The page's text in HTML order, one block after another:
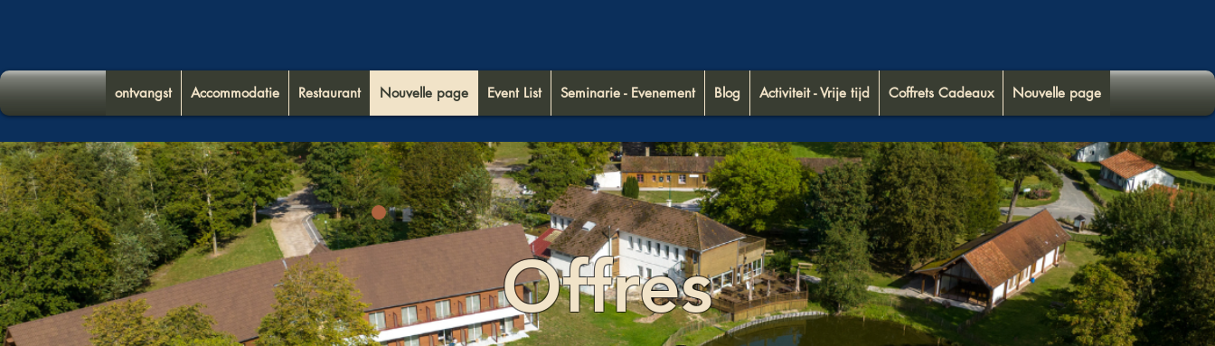
ontvangst Accommodatie Restaurant Nouvelle page Event List Seminarie - Evenement Blog Activiteit - Vrije tijd Coffrets Cadeaux Nouvelle page
Offres